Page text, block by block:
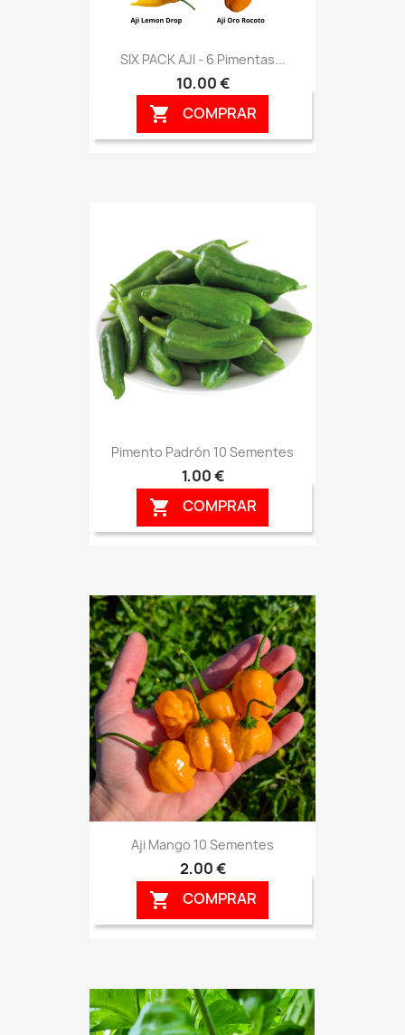
SIX PACK AJI - 6 Pimentas...
10,00 €
 COMPRAR
Pimento Padrón 10 Sementes
1,00 €
 COMPRAR
Aji Mango 10 Sementes
2,00 €
 COMPRAR